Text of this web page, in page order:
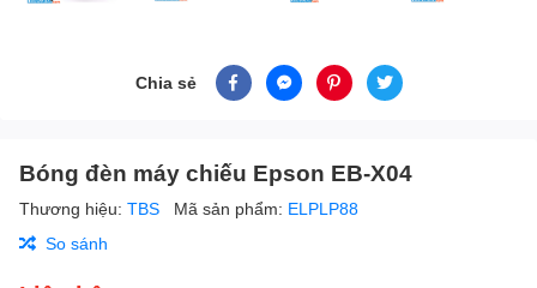
Chia sẻ
Bóng đèn máy chiếu Epson EB-X04
Thương hiệu: TBS Mã sản phẩm: ELPLP88
So sánh